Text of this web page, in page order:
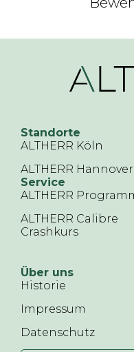
Standorte
ALTHERR Köln
ALTHERR Hannover
Service
ALTHERR
ALTHERR Calibre
Crashkurs
Über uns
Historie
Impressum
Datenschutz